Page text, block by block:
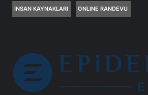
İNSAN KAYNAKLARI ONLINE RANDEVU